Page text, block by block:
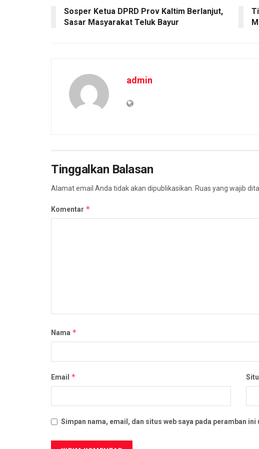
Sosper Ketua DPRD Prov Kaltim Berlanjut,
Sasar Masyarakat Teluk Bayur
admin
Tinggalkan Balasan
Alamat email Anda tidak akan dipublikasikan. Ruas yang wajib
Komentar *
Nama *
Email *
Simpan nama, email, dan situs web saya pada peramban